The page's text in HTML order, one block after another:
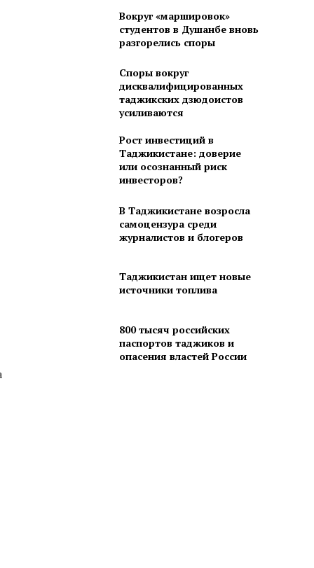
Вокруг «маршировок»
студентов в Душанбе вновь
разгорелись споры
Споры вокруг
дисквалифицированных
таджикских дзюдоистов
усиливаются
Рост инвестиций в
Таджикистане: доверие
или осознанный риск
инвесторов?
В Таджикистане возросла
самоцензура среди
журналистов и блогеров
Таджикистан ищет новые
источники топлива
800 тысяч российских
паспортов таджиков и
опасения властей России